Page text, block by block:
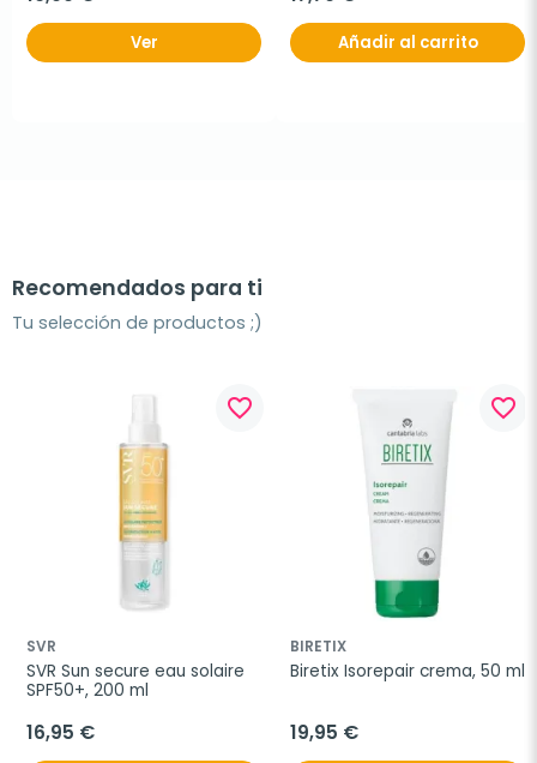
Ver Añadir al carrito
Recomendados para ti
Tu selección de productos ;)
favorite_border
SVR
SVR Sun secure eau solaire
SPF50+, 200 ml
16,95 €
favorite_border
BIRETIX
Biretix Isorepair crema, 50 ml
19,95 €